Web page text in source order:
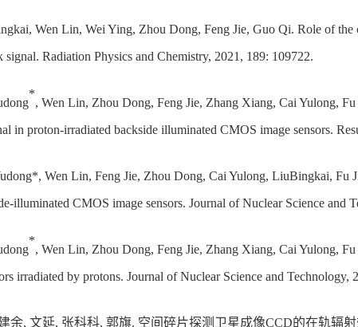
Wen Lin, Wei Ying, Zhou Dong, Feng Jie, Guo Qi. Role of the
signal. Radiation Physics and Chemistry, 2021, 189: 109722.
*
, Wen Lin, Zhou Dong, Feng Jie, Zhang Xiang, Cai Yulong,
in proton-irradiated backside illuminated CMOS image sensors.
Wen Lin, Feng Jie, Zhou Dong, Cai Yulong, LiuBingkai, Fu
illuminated CMOS image sensors. Journal of Nuclear Science and
*
, Wen Lin, Zhou Dong, Feng Jie, Zhang Xiang, Cai Yulong,
irradiated by protons. Journal of Nuclear Science and Technology,
余, 文延, 张科科, 郭旗. 空间碎片探测卫星成像CCD的在轨辐射